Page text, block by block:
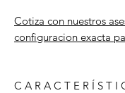
Cotiza con nuestros
configuracion exacta
C A R A C T E R Í S T I